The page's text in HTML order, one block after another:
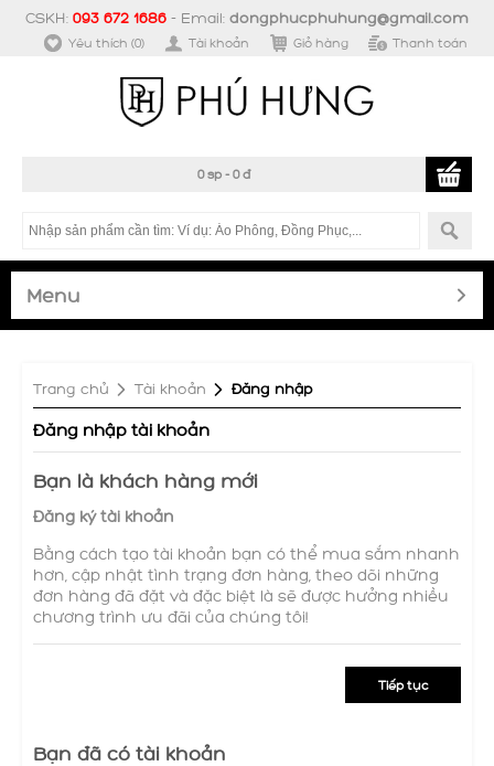
CSKH: 093 672 1686 - Email: dongphucphuhung@gmail.com
Yêu thích (0) Tài khoản Giỏ hàng Thanh toán
0 sp - 0 đ
Menu
Trang chủ » Tài khoản » Đăng nhập
Đăng nhập tài khoản
Bạn là khách hàng mới
Đăng ký tài khoản
Bằng cách tạo tài khoản bạn có thể mua sắm nhanh
hơn, cập nhật tình trạng đơn hàng, theo dõi những
đơn hàng đã đặt và đặc biệt là sẽ được hưởng nhiều
chương trình ưu đãi của chúng tôi!
Tiếp tục
Bạn đã có tài khoản